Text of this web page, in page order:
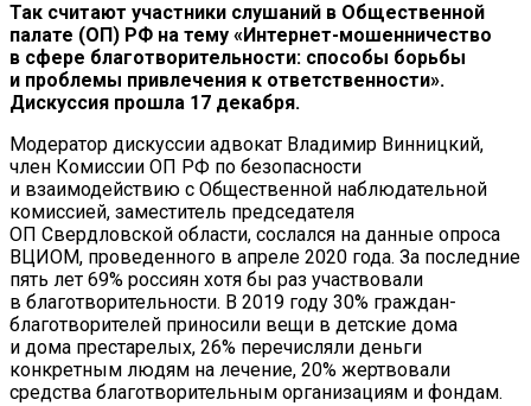
Так считают участники слушаний в Общественной
палате (ОП) РФ на тему «Интернет-мошенничество
в сфере благотворительности: способы борьбы
и проблемы привлечения к ответственности».
Дискуссия прошла 17 декабря.
Модератор дискуссии адвокат Владимир Винницкий,
член Комиссии ОП РФ по безопасности
и взаимодействию с Общественной наблюдательной
комиссией, заместитель председателя
ОП Свердловской области, сослался на данные опроса
ВЦИОМ, проведенного в апреле 2020 года. За последние
пять лет 69% россиян хотя бы раз участвовали
в благотворительности. В 2019 году 30% граждан-
благотворителей приносили вещи в детские дома
и дома престарелых, 26% перечисляли деньги
конкретным людям на лечение, 20% жертвовали
средства благотворительным организациям и фондам.